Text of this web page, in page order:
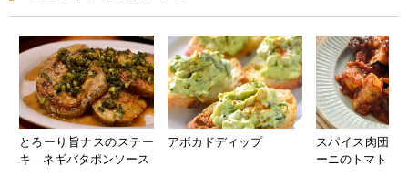
とろーり旨ナスのステー
キ ネギバタポンソース
アボカドディップ
スパイス肉団子
ーニのトマトソ